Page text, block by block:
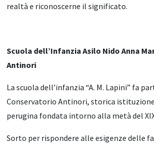
realtà e riconoscerne il significato.
Scuola dell’Infanzia Asilo Nido Anna
Antinori
La scuola dell’infanzia “A. M. Lapini” fa
Conservatorio Antinori, storica
perugina fondata intorno alla metà del
Sorto per rispondere alle esigenze delle